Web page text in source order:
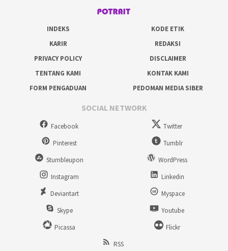
INDEKS
KODE ETIK
KARIR
REDAKSI
PRIVACY POLICY
DISCLAIMER
TENTANG KAMI
KONTAK KAMI
FORM PENGADUAN
PEDOMAN MEDIA SIBER
SOCIAL NETWORK
Facebook
Twitter
Pinterest
Tumblr
Stumbleupon
WordPress
Instagram
Linkedin
Deviantart
Myspace
Skype
Youtube
Picassa
Flickr
RSS